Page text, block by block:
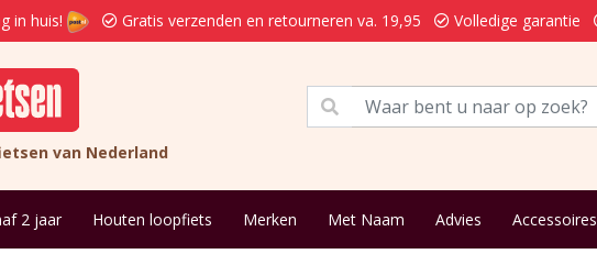
in huis! Gratis verzenden en retourneren va. 19,95 Volledige garantie
van Nederland
2 jaar Houten loopfiets Merken Met Naam Advies Accessoires